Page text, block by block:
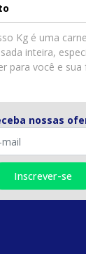
Kg é uma
inteira,
para você e sua
nossas